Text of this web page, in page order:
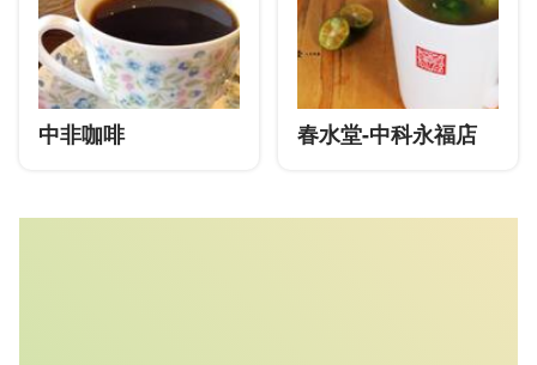
中非咖啡 春水堂-中科永福店